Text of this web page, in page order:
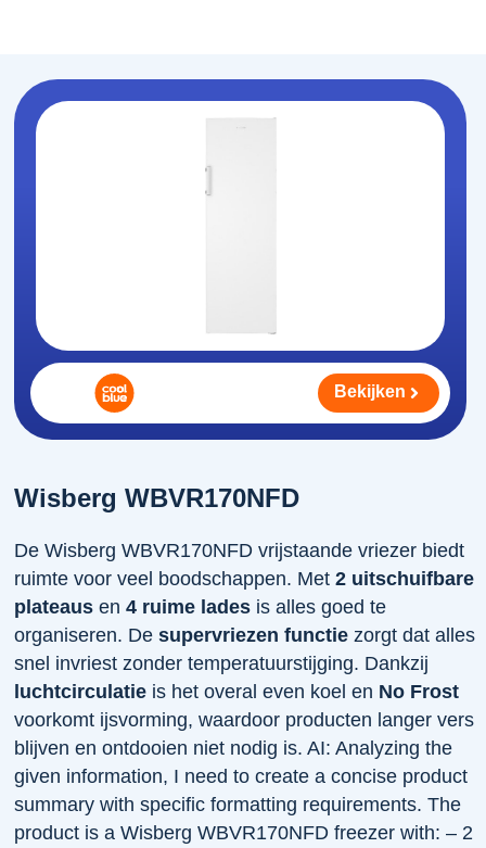
Wisberg WBVR170NFD
De Wisberg WBVR170NFD vrijstaande vriezer biedt
ruimte voor veel boodschappen. Met2 uitschuifbare
plateaus en4 ruime lades is alles goed te
organiseren. Desupervriezen functie zorgt dat alles
snel invriest zonder temperatuurstijging. Dankzij
luchtcirculatie is het overal even koel en No Frost
voorkomt ijsvorming, waardoor producten langer vers
blijven en ontdooien niet nodig is. AI: Analyzing the
given information, I need to create a concise product
summary with specific formatting requirements. The
product is a Wisberg WBVR170NFD freezer with: – 2
Bekijken